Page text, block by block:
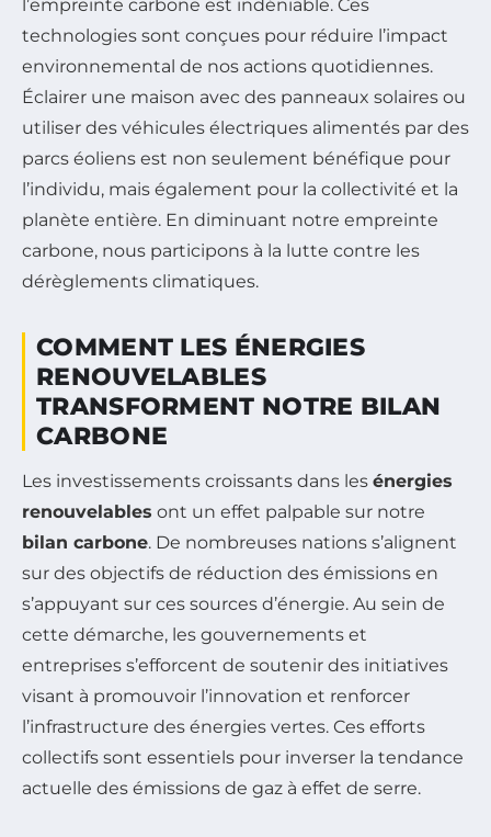
l’empreinte carbone est indéniable. Ces
technologies sont conçues pour réduire l’impact
environnemental de nos actions quotidiennes.
Éclairer une maison avec des panneaux solaires ou
utiliser des véhicules électriques alimentés par des
parcs éoliens est non seulement bénéfique pour
l’individu, mais également pour la collectivité et la
planète entière. En diminuant notre empreinte
carbone, nous participons à la lutte contre les
dérèglements climatiques.
COMMENT LES ÉNERGIES
RENOUVELABLES
TRANSFORMENT NOTRE BILAN
CARBONE
Les investissements croissants dans les énergies
renouvelables ont un effet palpable sur notre
bilan carbone. De nombreuses nations s’alignent
sur des objectifs de réduction des émissions en
s’appuyant sur ces sources d’énergie. Au sein de
cette démarche, les gouvernements et
entreprises s’efforcent de soutenir des initiatives
visant à promouvoir l’innovation et renforcer
l’infrastructure des énergies vertes. Ces efforts
collectifs sont essentiels pour inverser la tendance
actuelle des émissions de gaz à effet de serre.